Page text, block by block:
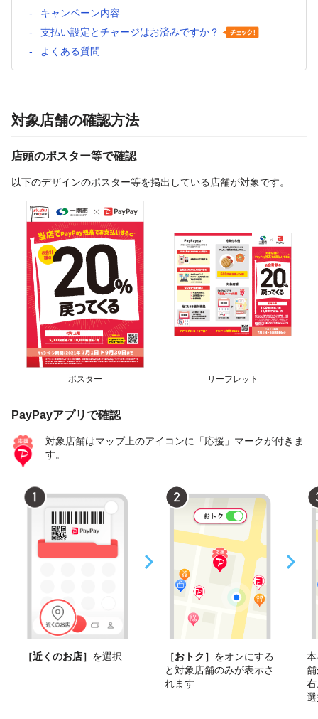
キャンペーン内容
支払い設定とチャージはお済みですか？
よくある質問
対象店舗の確認方法
店頭のポスター等で確認
以下のデザインのポスター等を掲出している店舗が対象です。
ポスター リーフレット
PayPayアプリで確認
対象店舗はマップ上のアイコンに「応援」マークが付きま
す。
［近くのお店］ を選択 ［おトク］ をオンにする
と対象店舗のみが表示さ
れます